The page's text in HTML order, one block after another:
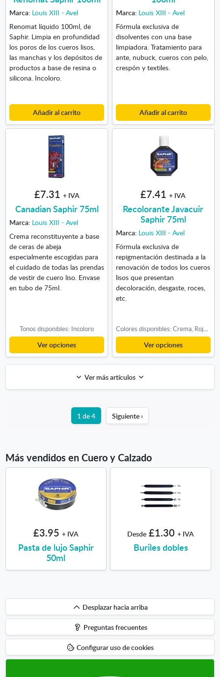
Marca: Louis XIII - Avel
Renomat líquido 100ml, de
Saphir. Limpia en profundidad
los poros de los cueros lisos,
las manchas y los depósitos de
productos a base de resina o
silicona. Incoloro.
Añadir al carrito
Marca: Louis XIII - Avel
Fórmula exclusiva de
disolventes con una base
limpiadora. Tratamiento para
ante, nubuck, cueros con pelo,
crespón y textiles.
Añadir al carrito
£7.31 + IVA
Canadian Saphir 75ml
Marca: Louis XIII - Avel
Crema reconstituyente a base
de ceras de abeja
especialmente escogidas para
el cuidado de todas las prendas
de vestir de cuero liso. Envase
en tubo de 75ml.
Tonos disponibles: Incoloro
Ver opciones
£7.41 + IVA
Recolorante Javacuir
Saphir 75ml
Marca: Louis XIII - Avel
Fórmula exclusiva de
repigmentación destinada a la
renovación de todos los cueros
lisos que presentan
decoloración, desgaste, roces,
etc.
Colores disponibles: Crema, Rojo, Verde Oscuro
Ver opciones
Ver más artículos
1 de 4 Siguiente ›
Más vendidos en Cuero y Calzado
£3.95 + IVA
Pasta de lujo Saphir
50ml
Desde £1.30 + IVA
Buriles dobles
Desplazar
hacia
arriba
Desplazar hacia arriba
Preguntas frecuentes
Configurar uso de cookies